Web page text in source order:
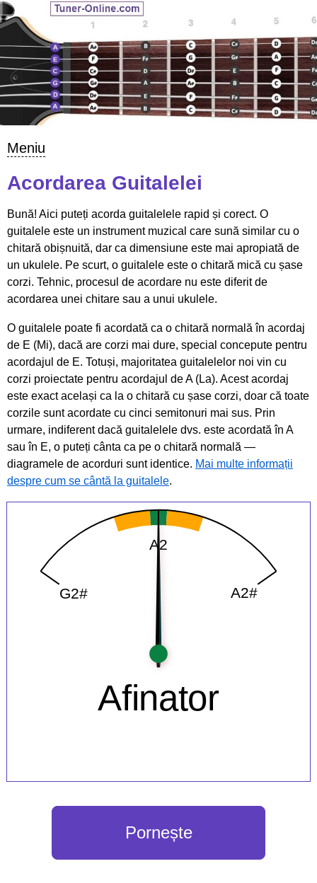
Meniu
Acordarea Guitalelei
Bună! Aici puteți acorda guitalelele rapid și corect. O
guitalele este un instrument muzical care sună similar cu o
chitară obișnuită, dar ca dimensiune este mai apropiată de
un ukulele. Pe scurt, o guitalele este o chitară mică cu șase
corzi. Tehnic, procesul de acordare nu este diferit de
acordarea unei chitare sau a unui ukulele.
O guitalele poate fi acordată ca o chitară normală în acordaj
de E (Mi), dacă are corzi mai dure, special concepute pentru
acordajul de E. Totuși, majoritatea guitalelelor noi vin cu
corzi proiectate pentru acordajul de A (La). Acest acordaj
este exact același ca la o chitară cu șase corzi, doar că toate
corzile sunt acordate cu cinci semitonuri mai sus. Prin
urmare, indiferent dacă guitalelele dvs. este acordată în A
sau în E, o puteți cânta ca pe o chitară normală —
diagramele de acorduri sunt identice. Mai multe informații
despre cum se cântă la guitalele.
Pornește